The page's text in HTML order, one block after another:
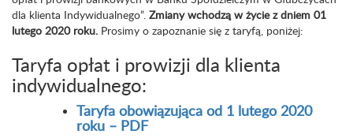
dla klienta Indywidualnego”. Zmiany wchodzą w życie z dniem 01
lutego 2020 roku. Prosimy o zapoznanie się z taryfą, poniżej:
Taryfa opłat i prowizji dla klienta
indywidualnego:
Taryfa obowiązująca od 1 lutego 2020
roku – PDF